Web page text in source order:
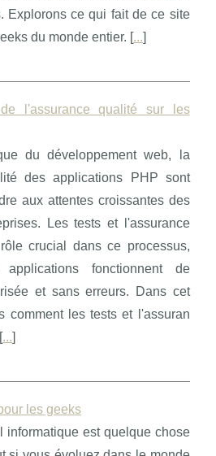
Explorons ce qui fait de ce site
du monde entier. [...]
l'assurance qualité sur les
du développement web, la
des applications PHP sont
aux attentes croissantes des
Les tests et l'assurance
crucial dans ce processus,
fonctionnent de
et sans erreurs. Dans cet
comment les tests et l'assuran
...]
les geeks
informatique est quelque chose